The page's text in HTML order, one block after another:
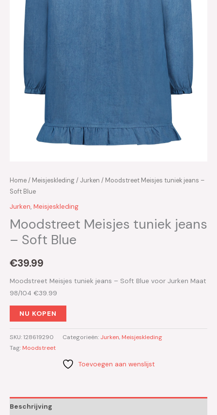
Home/ Meisjeskleding/ Jurken / Moodstreet Meisjes tuniek jeans –
Soft Blue
Jurken, Meisjeskleding
Moodstreet Meisjes tuniek jeans
– Soft Blue
€39.99
Moodstreet Meisjes tuniek jeans – Soft Blue voor Jurken Maat
98/104 €39.99
NU KOPEN
SKU:128619290 Categorieën: Jurken, Meisjeskleding
Tag: Moodstreet
Toevoegen aan wenslijst
Beschrijving